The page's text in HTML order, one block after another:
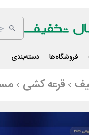
فروشگاه‌ها دسته‌بندی
قرعه کشی